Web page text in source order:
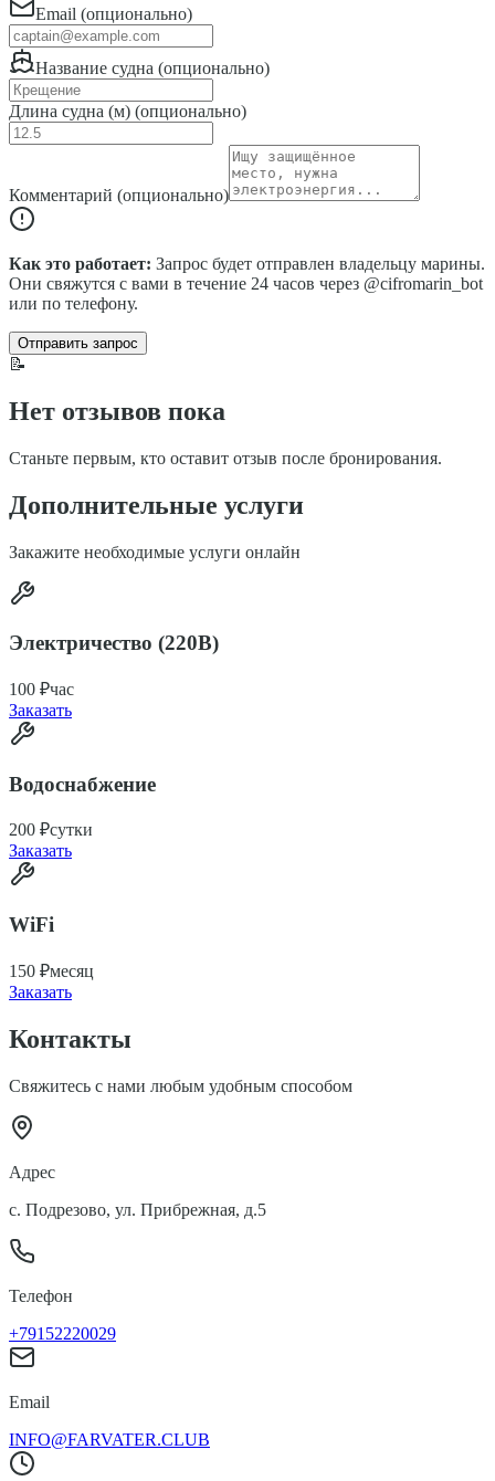
Email (опционально)
Название судна (опционально)
Длина судна (м) (опционально)
Комментарий (опционально)
Как это работает: Запрос будет отправлен владельцу марины.
Они свяжутся с вами в течение 24 часов через @cifromarin_bot
или по телефону.
Отправить запрос
📝
Нет отзывов пока
Станьте первым, кто оставит отзыв после бронирования.
Дополнительные услуги
Закажите необходимые услуги онлайн
Электричество (220В)
100 ₽час
Заказать
Водоснабжение
200 ₽сутки
Заказать
WiFi
150 ₽месяц
Заказать
Контакты
Свяжитесь с нами любым удобным способом
Адрес
с. Подрезово, ул. Прибрежная, д.5
Телефон
+79152220029
Email
INFO@FARVATER.CLUB